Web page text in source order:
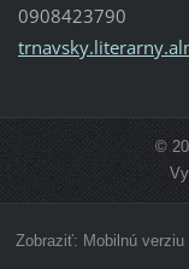
0908423790
trnavsky.literar
©
Zobraziť: Mobilnú verziu